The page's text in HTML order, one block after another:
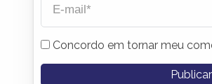
Concordo em tornar meu